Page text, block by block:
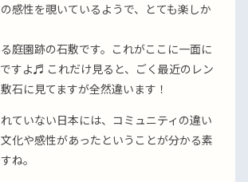
感性を覗いているようで、とても楽しか
庭園跡の石敷です。これがここに一面に
すよ♬ これだけ見ると、ごく最近のレン
石に見てますが全然違います！
ていない日本には、コミュニティの違い
化や感性があったということが分かる素
ね。